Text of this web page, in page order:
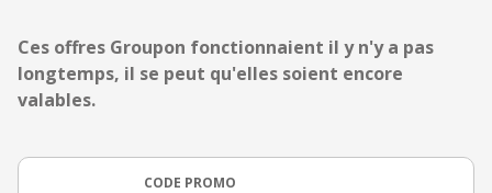
Ces offres Groupon fonctionnaient il y n'y a pas
longtemps, il se peut qu'elles soient encore
valables.
CODE PROMO